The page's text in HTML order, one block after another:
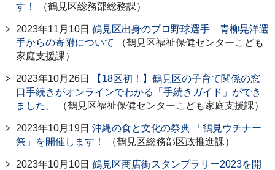
す！
（鶴見区総務部総務課）
2023年11月10日 鶴見区出身のプロ野球選手 青柳晃洋選
手からの寄附について
（鶴見区福祉保健センターこども
家庭支援課）
2023年10月26日
【18区初！】鶴見区の子育て関係の窓
口手続きがオンラインでわかる「手続きガイド」ができ
ました。
（鶴見区福祉保健センターこども家庭支援課）
2023年10月19日 沖縄の食と文化の祭典 「鶴見ウチナー
祭」を開催します！
（鶴見区総務部区政推進課）
2023年10月10日 鶴見区商店街スタンプラリー2023を開